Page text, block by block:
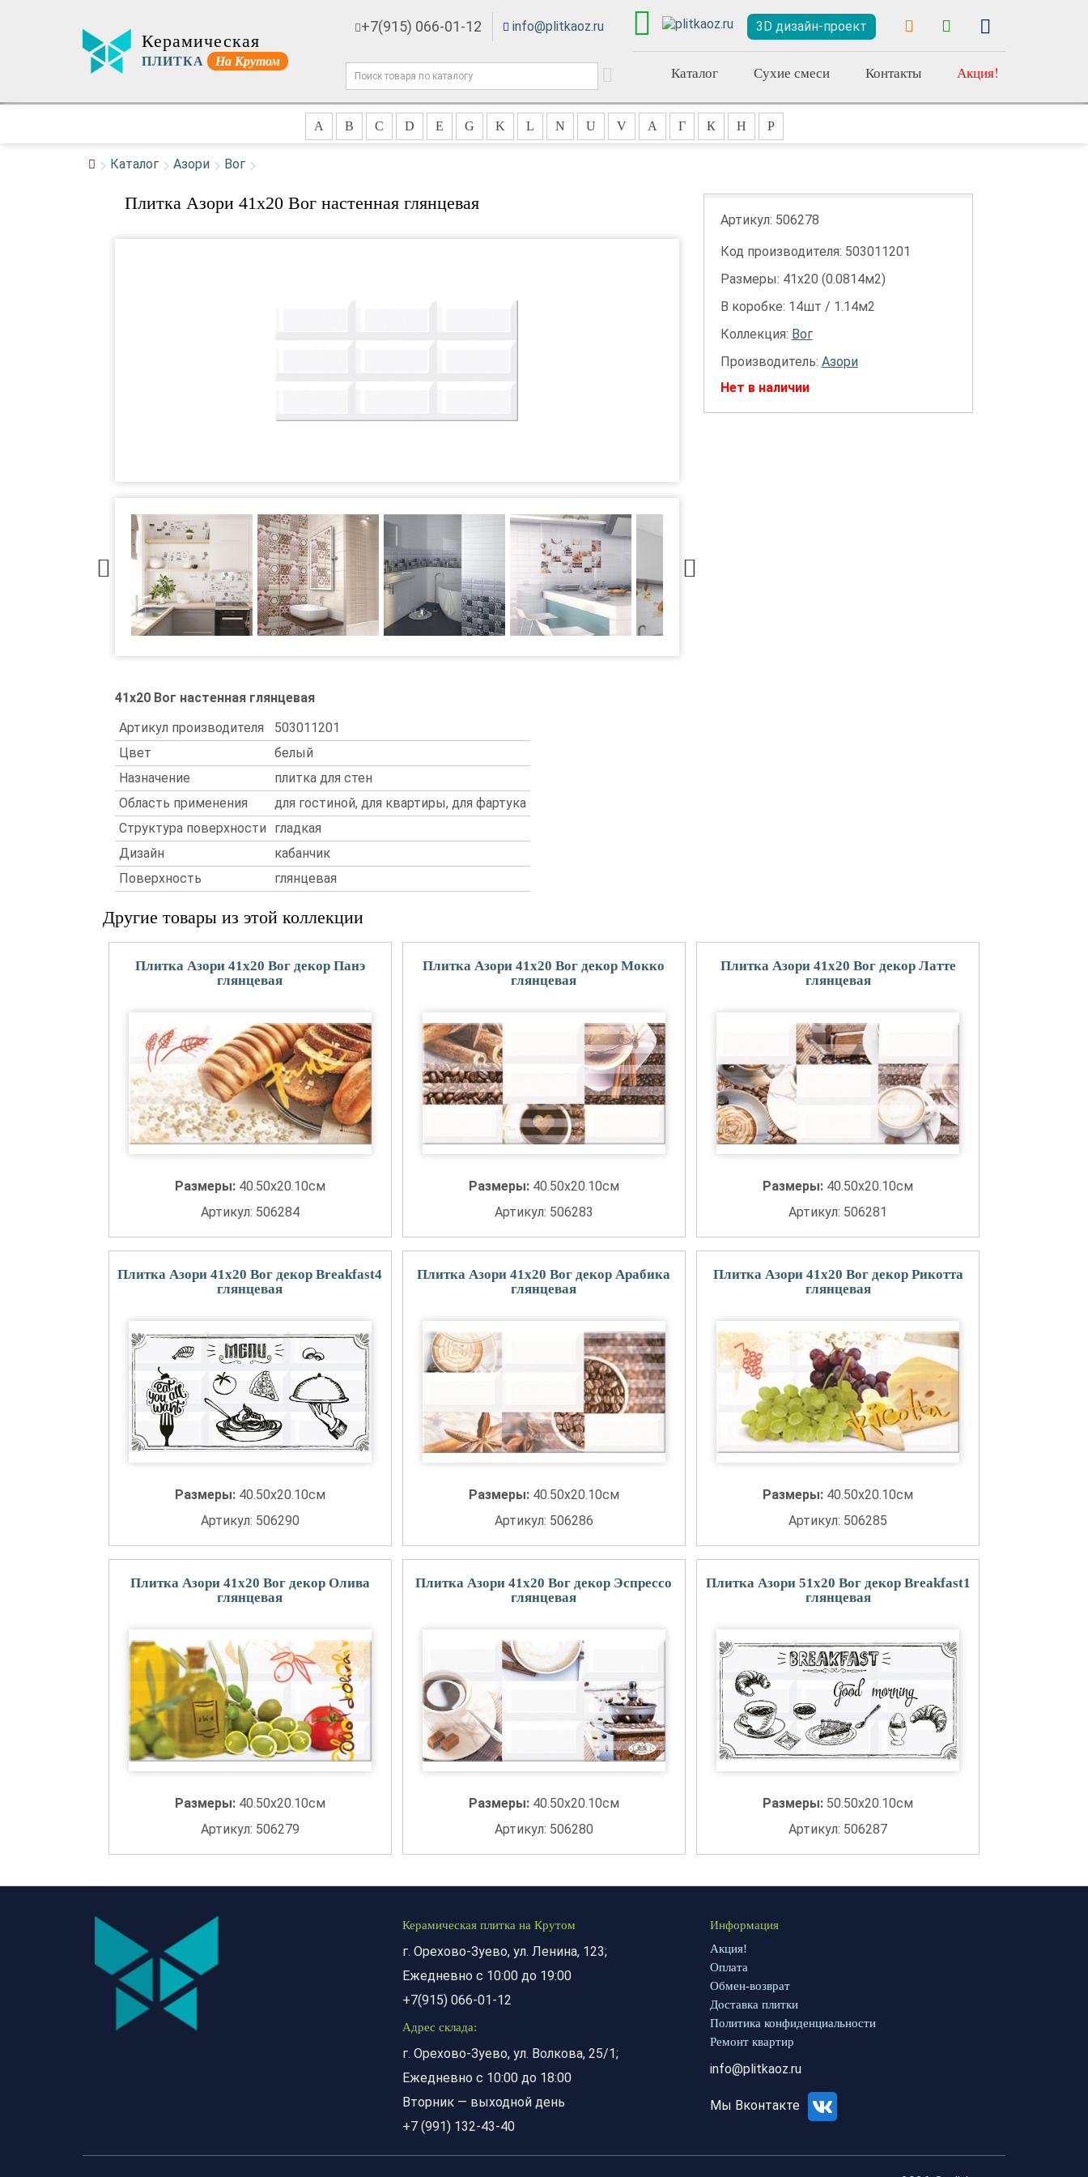
Керамическая
ПЛИТКА На Крутом
+7(915) 066-01-12 info@plitkaoz.ru 3D дизайн-проект
Каталог Сухие смеси Контакты Акция!
A B C D E G K L N U V А Г К Н Р
Каталог Азори Вог
Плитка Азори 41x20 Вог настенная глянцевая
41x20 Вог настенная глянцевая
Артикул производителя
503011201
Цвет
белый
Назначение
плитка для стен
Область применения
для гостиной, для квартиры, для фартука
Структура поверхности
гладкая
Дизайн
кабанчик
Поверхность
глянцевая
Артикул: 506278
Код производителя: 503011201
Размеры: 41х20 (0.0814м2)
В коробке: 14шт / 1.14м2
Коллекция: Вог
Производитель: Азори
Нет в наличии
Другие товары из этой коллекции
Плитка Азори 41x20 Вог декор Панэ
глянцевая
Размеры: 40.50x20.10см
Артикул: 506284
Плитка Азори 41x20 Вог декор Мокко
глянцевая
Размеры: 40.50x20.10см
Артикул: 506283
Плитка Азори 41x20 Вог декор Латте
глянцевая
Размеры: 40.50x20.10см
Артикул: 506281
Плитка Азори 41x20 Вог декор Breakfast4
глянцевая
Размеры: 40.50x20.10см
Артикул: 506290
Плитка Азори 41x20 Вог декор Арабика
глянцевая
Размеры: 40.50x20.10см
Артикул: 506286
Плитка Азори 41x20 Вог декор Рикотта
глянцевая
Размеры: 40.50x20.10см
Артикул: 506285
Плитка Азори 41x20 Вог декор Олива
глянцевая
Размеры: 40.50x20.10см
Артикул: 506279
Плитка Азори 41x20 Вог декор Эспрессо
глянцевая
Размеры: 40.50x20.10см
Артикул: 506280
Плитка Азори 51x20 Вог декор Breakfast1
глянцевая
Размеры: 50.50x20.10см
Артикул: 506287
Керамическая плитка на Крутом
г. Орехово-Зуево, ул. Ленина, 123;
Ежедневно с 10:00 до 19:00
+7(915) 066-01-12
Адрес склада:
г. Орехово-Зуево, ул. Волкова, 25/1;
Ежедневно с 10:00 до 18:00
Вторник — выходной день
+7 (991) 132-43-40
Информация
Акция!
Оплата
Обмен-возврат
Доставка плитки
Политика конфиденциальности
Ремонт квартир
info@plitkaoz.ru
Мы Вконтакте